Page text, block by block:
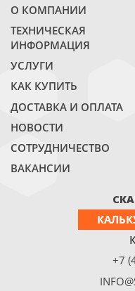
О КОМПАНИИ
ТЕХНИЧЕСКАЯ
ИНФОРМАЦИЯ
УСЛУГИ
КАК КУПИТЬ
ДОСТАВКА И ОПЛАТА
НОВОСТИ
СОТРУДНИЧЕСТВО
ВАКАНСИИ
+7